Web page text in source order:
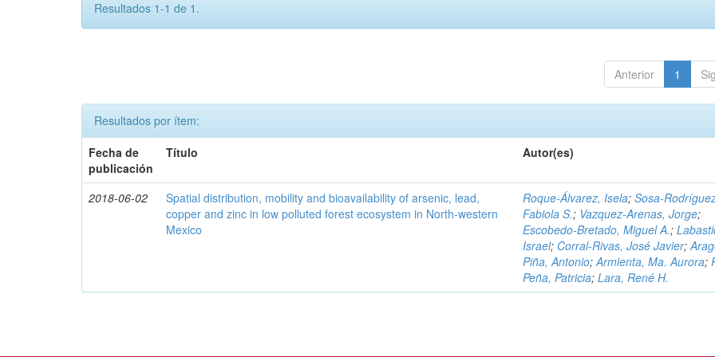
Resultados 1-1 de 1.
Anterior 1
Resultados por ítem:
Fecha de
publicación
Título Autor(es)
2018-06-02
Spatial distribution, mobility and bioavailability of arsenic, lead,
copper and zinc in low polluted forest ecosystem in North-western
Mexico
Roque-Álvarez, Isela;Sosa-
Fabiola S.; Vazquez-Arenas, Jorge;
Escobedo-Bretado, Miguel A.;
Israel; Corral-Rivas, José Javier;
Piña, Antonio;Armienta, Ma. Aurora;
Peña, Patricia;Lara, René H.